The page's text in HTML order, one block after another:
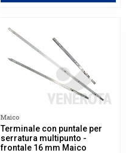
Maico
Terminale con puntale per
serratura multipunto -
frontale 16 mm Maico